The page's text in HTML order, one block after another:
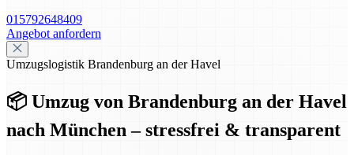
015792648409
Angebot anfordern
Umzugslogistik Brandenburg an der Havel
📦 Umzug von Brandenburg an der Havel
nach München – stressfrei & transparent